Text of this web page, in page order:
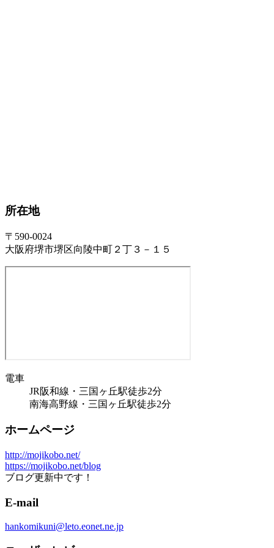
所在地
〒590-0024
大阪府堺市堺区向陵中町２丁３－１５
電車
JR阪和線・三国ヶ丘駅徒歩2分
南海高野線・三国ヶ丘駅徒歩2分
ホームページ
http://mojikobo.net/
https://mojikobo.net/blog
ブログ更新中です！
E-mail
hankomikuni@leto.eonet.ne.jp